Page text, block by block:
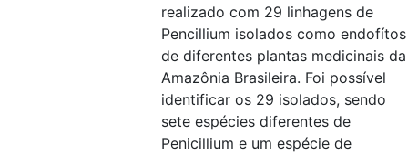
realizado com 29 linhagens de
Pencillium isolados como endofítos
de diferentes plantas medicinais da
Amazônia Brasileira. Foi possível
identificar os 29 isolados, sendo
sete espécies diferentes de
Penicillium e um espécie de